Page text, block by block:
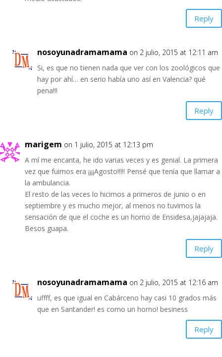
Reply
nosoyunadramamama on 2 julio, 2015 at 12:11 am
Si, es que no tienen nada que ver con los zoológicos que
hay por ahí… en serio había uno así en Valencia? qué
pena!!!
Reply
marigem on 1 julio, 2015 at 12:13 pm
A mí me encanta, he ido varias veces y es genial. La primera
vez que fuimos era ¡¡¡¡Agosto!!!!! Pensé que tenía que llamar a
la ambulancia.
El resto de las veces lo hicimos a primeros de junio o en
septiembre y es mucho mejor, al menos no tuvimos la
sensación de que el coche es un horno de Ensidesa,jajajaja.
Besos guapa.
Reply
nosoyunadramamama on 2 julio, 2015 at 12:16 am
uffff, es que igual en Cabárceno hay casi 10 grados más
que en Santander! es como un horno! besiness
Reply